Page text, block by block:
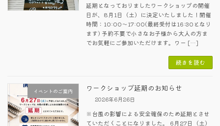
延期となっておりましたワークショップの開催
日が、8月1日（土）に決定いたしました！開催
時間：10:00～17:00(最終受付は16:30となり
ます) 予約不要で小さなお子様から大人の方ま
でお気軽にご参加いただけます。ワー […]
続きを読む
イベントのご案内 ワークショップ延期のお知らせ
2026年6月26日
※台風の影響による安全確保のため延期とさせ
ていただくことになりました。 6月27日（土）